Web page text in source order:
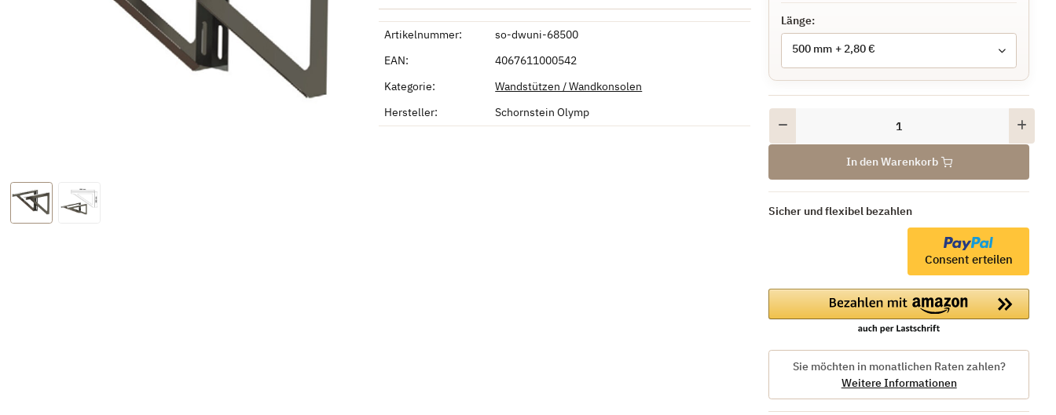
Artikelnummer:
so-dwuni-68500
EAN:
4067611000542
Kategorie:
Wandstützen / Wandkonsolen
Hersteller:
Schornstein Olymp
Länge:
500 mm + 2,80 €
In den Warenkorb
Sicher und flexibel bezahlen
Consent erteilen
Sie möchten in monatlichen Raten zahlen?
Weitere Informationen